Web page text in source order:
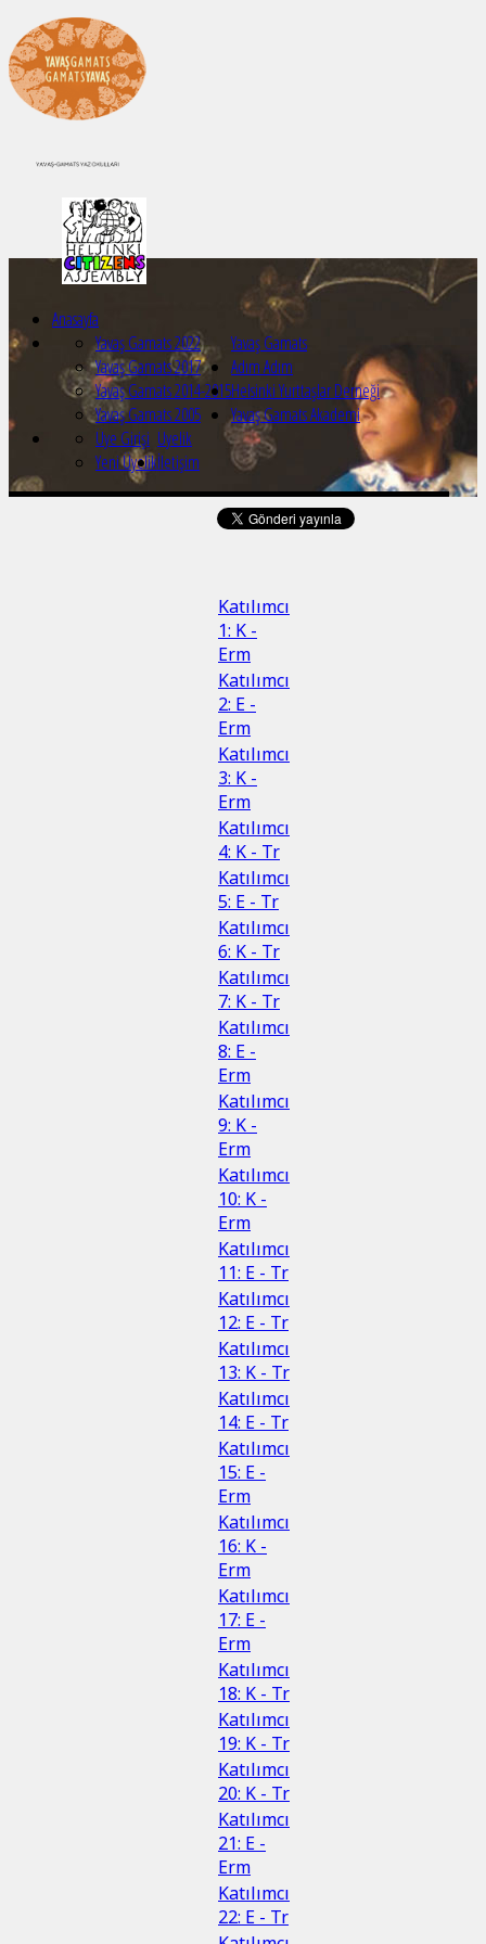
Anasayfa
Yavaş Gamats
Yavaş Gamats 2022
Yavaş Gamats 2017
Yavaş Gamats 2014-2015
Yavaş Gamats 2005
Adım Adım
Helsinki Yurttaşlar Derneği
Yavaş Gamats Akademi
Üyelik
Üye Girişi
Yeni Üyelikİletişim
Katılımcı
1: K -
Erm
Katılımcı
2: E -
Erm
Katılımcı
3: K -
Erm
Katılımcı
4: K - Tr
Katılımcı
5: E - Tr
Katılımcı
6: K - Tr
Katılımcı
7: K - Tr
Katılımcı
8: E -
Erm
Katılımcı
9: K -
Erm
Katılımcı
10: K -
Erm
Katılımcı
11: E - Tr
Katılımcı
12: E - Tr
Katılımcı
13: K - Tr
Katılımcı
14: E - Tr
Katılımcı
15: E -
Erm
Katılımcı
16: K -
Erm
Katılımcı
17: E -
Erm
Katılımcı
18: K - Tr
Katılımcı
19: K - Tr
Katılımcı
20: K - Tr
Katılımcı
21: E -
Erm
Katılımcı
22: E - Tr